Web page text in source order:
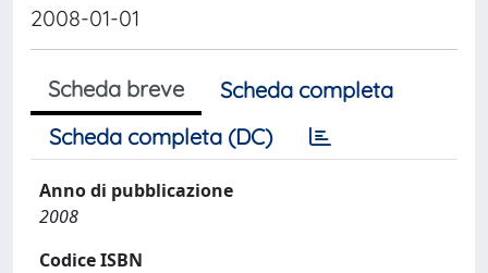
2008-01-01
Scheda breve
Scheda completa
Scheda completa (DC)
Anno di pubblicazione
2008
Codice ISBN